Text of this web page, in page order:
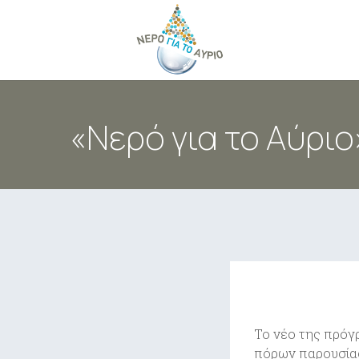
«Νερό για το
Το νέο της
πόρων